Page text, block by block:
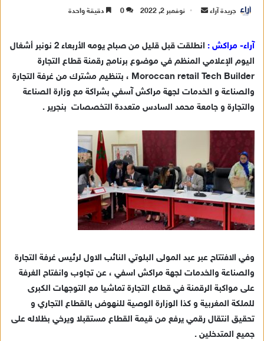
جريدة آراء
ي
د
ك
ت
ر
ن
نوفمبر 2, 2022 0 دقيقة واحدة
آراء- مراكش :
انطلقت قبل قليل من صباح يومه الأربعاء 2 نونبر أشغال
اليوم الإعلامي المنظم في موضوع برنامج رقمنة قطاع التجارة
Moroccan retail Tech Builder ، بتنظيم مشترك من غرفة التجارة
والصناعة و الخدمات لجهة مراكش آسفي بشراكة مع وزارة الصناعة
والتجارة و جامعة محمد السادس متعددة التخصصات بنجرير .
وفي الافتتاح عبر عبد المولى البلوتي النائب الاول لرئيس غرفة التجارة
والصناعة والخدمات لجهة مراكش اسفي ، عن تجاوب وانفتاح الغرفة
على مواكبة الرقمنة في قطاع التجارة تماشيا مع التوجهات الكبرى
للملكة المغربية و كذا الوزارة الوصية للنهوض بالقطاع التجاري و
تحقيق انتقال رقمي يرفع من قيمة القطاع مستقبلا ويرخي بظلاله على
جميع المتدخلين .